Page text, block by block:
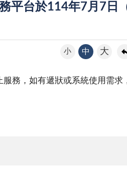
平台於114年7月7日
小 中 大
務，如有遞狀或系統使用需求